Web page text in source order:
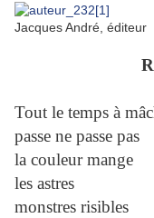
Jacques André, éditeur
Tout le temps à
passe ne passe pas
la couleur mange
les astres
monstres risibles